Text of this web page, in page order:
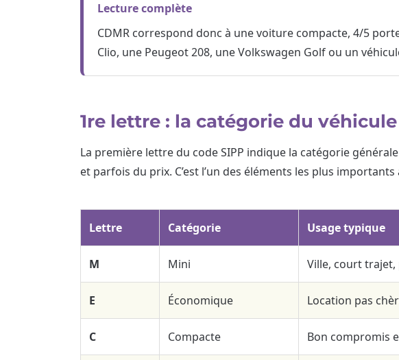
Lecture complète
CDMR correspond donc à une voiture compacte, 4/5
Clio, une Peugeot 208, une Volkswagen Golf ou un
1re lettre : la catégorie du véhicule
La première lettre du code SIPP indique la catégorie
et parfois du prix. C’est l’un des éléments les plus
Lettre Catégorie Usage typique
M Mini Ville, court
E Économique Location pas
C Compacte Bon compromis